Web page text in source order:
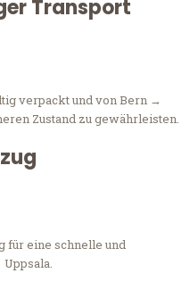
Transport
verpackt und von Bern →
Zustand zu gewährleisten.
für eine schnelle und